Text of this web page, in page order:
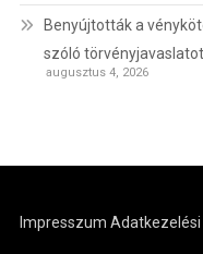
Benyújtották a
szóló törvényjavaslatot
augusztus 4, 2026
Impresszum